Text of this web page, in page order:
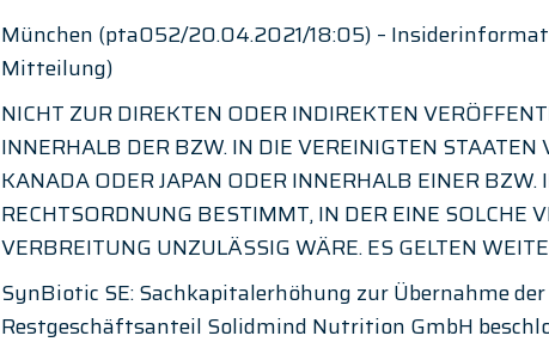
München (pta052/20.04.2021/18:05) –
Mitteilung)
NICHT ZUR DIREKTEN ODER INDIREKTEN
INNERHALB DER BZW. IN DIE VEREINIGTEN
KANADA ODER JAPAN ODER INNERHALB EINER BZW.
RECHTSORDNUNG BESTIMMT, IN DER EINE SOLCHE
VERBREITUNG UNZULÄSSIG WÄRE. ES GELTEN
SynBiotic SE: Sachkapitalerhöhung zur Übernahme
Restgeschäftsanteil Solidmind Nutrition GmbH